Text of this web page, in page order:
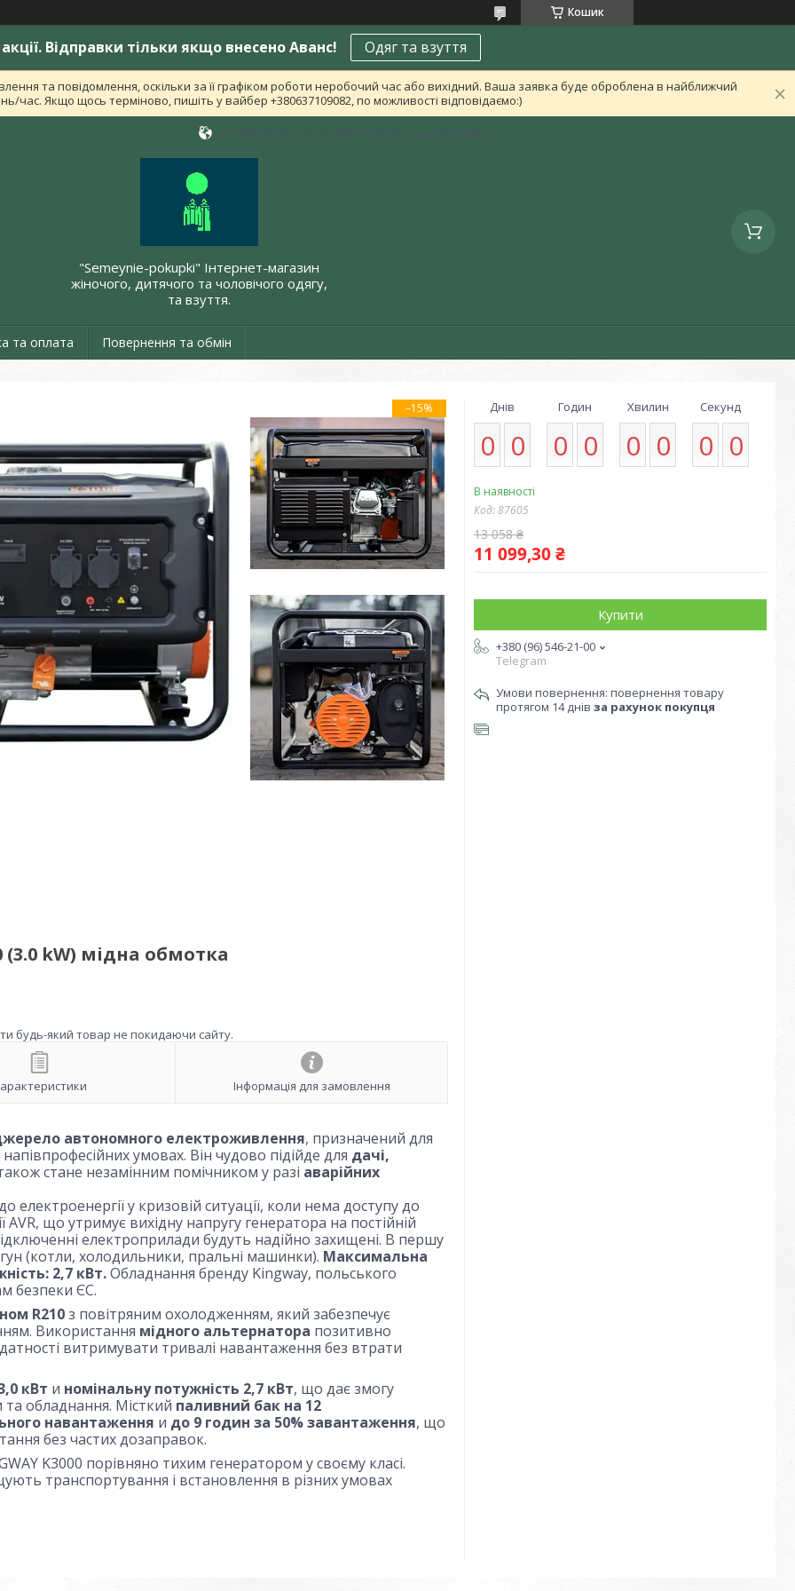
Кошик
Відправки тільки якщо внесено Аванс! Одяг та взуття
та повідомлення, оскільки за її графіком роботи неробочий час або вихідний. Ваша заявка буде оброблена в найближчий
час. Якщо щось терміново, пишіть у вайбер +380637109082, по можливості відповідаємо:)
"Semeynie-pokupki" Інтернет-магазин
жіночого, дитячого та чоловічого одягу,
та взуття.
та оплата Повернення та обмін
–15%
(3.0 kW) мідна обмотка
будь-який товар не покидаючи сайту.
Інформація для замовлення
автономного електроживлення, призначений для
умовах. Він чудово підійде для дачі,
стане незамінним помічником у разі аварійних
у кризовій ситуації, коли нема доступу до
що утримує вихідну напругу генератора на постійній
електроприлади будуть надійно захищені. В першу
(котли, холодильники, пральні машинки). Максимальна
2,7 кВт.Обладнання бренду Kingway, польського
безпеки ЄС.
R210з повітряним охолодженням, який забезпечує
Використання мідного альтернатора позитивно
витримувати тривалі навантаження без втрати
кВт и номінальну потужність 2,7 кВт, що дає змогу
обладнання. Місткий паливний бак на 12
навантаження и до 9 годин за 50% завантаження, що
без частих дозаправок.
K3000 порівняно тихим генератором у своєму класі.
транспортування і встановлення в різних умовах
Днів
0 0
Годин
0 0
Хвилин
0 0
Секунд
0 0
В наявності
Код:87605
13 058 ₴
11 099,30 ₴
Купити
+380 (96) 546-21-00
Telegram
повернення товару
протягом 14 днів за рахунок покупця